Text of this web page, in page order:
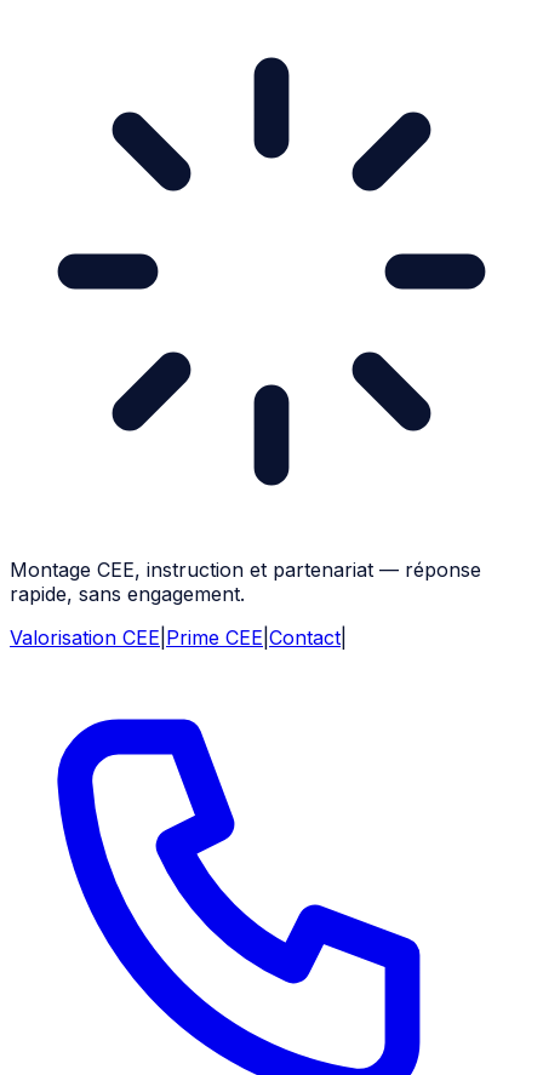
Montage CEE, instruction et partenariat — réponse
rapide, sans engagement.
Valorisation CEE Prime CEE Contact